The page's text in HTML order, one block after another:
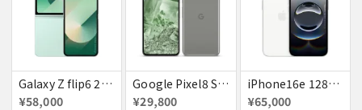
Galaxy Z flip6 256GB ミント au 送料無料
¥58,000
Google Pixel8 SoftBank SIMフリー 送料無料
¥29,800
iPhone16e 128GB ホワイト Softbank 新品 送料無料
¥65,000